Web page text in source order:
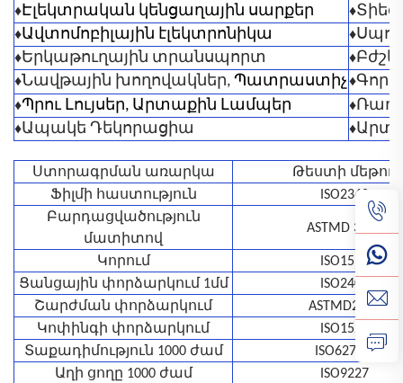
♦Էլեկտրական կենցաղային սարքեր ♦
♦Ավտոմոբիլային էլեկտրոնիկա ♦
♦Երկաթուղային տրանսպորտ ♦
♦Նավթային խողովակներ, Պատրաստիչ♦
♦Պրու Լույսեր, Արտաքին Լամպեր ♦
♦Ապակե Դեկորացիա ♦
Ստորագրման առարկա
Թեստի մեթոդ
Ֆիլմի հաստություն
ISO2360
Բարդացվածություն
մատիտով
ASTMD 3363
Կորում
ISO1519
Ցանցային փորձարկում 1մմ
ISO2409
Շարժման փորձարկում
ASTMD2794
Կոփինգի փորձարկում
ISO1520
Տաքադիմություն 1000 ժամ
ISO6270-1
Աղի ցողը 1000 ժամ
ISO9227